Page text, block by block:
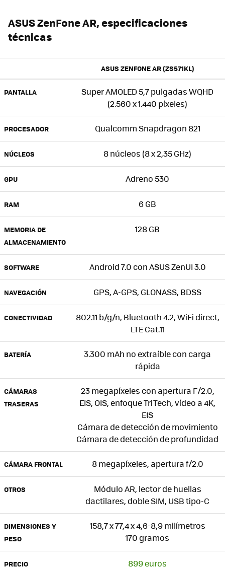
ASUS ZenFone AR, especificaciones
técnicas
ASUS ZENFONE AR (ZS571KL)
PANTALLA
Super AMOLED 5,7 pulgadas WQHD
(2.560 x 1.440 píxeles)
PROCESADOR Qualcomm Snapdragon 821
NÚCLEOS 8 núcleos (8 x 2,35 GHz)
GPU Adreno 530
RAM 6 GB
MEMORIA DE
ALMACENAMIENTO
128 GB
SOFTWARE Android 7.0 con ASUS ZenUI 3.0
NAVEGACIÓN GPS, A-GPS, GLONASS, BDSS
CONECTIVIDAD
802.11 b/g/n, Bluetooth 4.2, WiFi direct,
LTE Cat.11
BATERÍA
3.300 mAh no extraíble con carga
rápida
CÁMARAS
TRASERAS
23 megapíxeles con apertura F/2.0,
EIS, OIS, enfoque TriTech, vídeo a 4K,
EIS
Cámara de detección de movimiento
Cámara de detección de profundidad
CÁMARA FRONTAL 8 megapíxeles, apertura f/2.0
OTROS
Módulo AR, lector de huellas
dactilares, doble SIM, USB tipo-C
DIMENSIONES Y
PESO
158,7 x 77,4 x 4,6-8,9 milímetros
170 gramos
PRECIO 899 euros